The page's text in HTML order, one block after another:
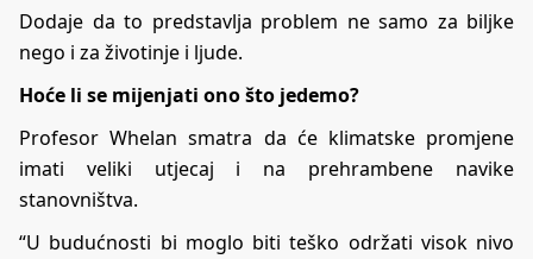
Dodaje da to predstavlja problem ne samo za biljke
nego i za životinje i ljude.
Hoće li se mijenjati ono što jedemo?
Profesor Whelan smatra da će klimatske promjene
imati veliki utjecaj i na prehrambene navike
stanovništva.
“U budućnosti bi moglo biti teško održati visok nivo